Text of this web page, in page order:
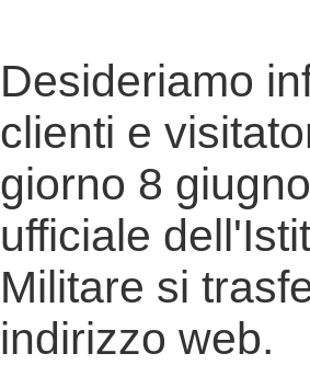
Desideriamo
clienti e
giorno 8
ufficiale
Militare si
indirizzo web.